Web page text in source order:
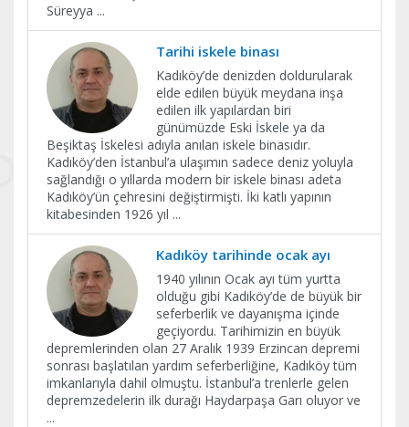
Süreyya ...
Tarihi iskele binası
Kadıköy’de denizden doldurularak
elde edilen büyük meydana inşa
edilen ilk yapılardan biri
günümüzde Eski İskele ya da
Beşiktaş İskelesi adıyla anılan iskele binasıdır.
Kadıköy’den İstanbul’a ulaşımın sadece deniz yoluyla
sağlandığı o yıllarda modern bir iskele binası adeta
Kadıköy’ün çehresini değiştirmişti. İki katlı yapının
kitabesinden 1926 yıl ...
Kadıköy tarihinde ocak ayı
1940 yılının Ocak ayı tüm yurtta
olduğu gibi Kadıköy’de de büyük bir
seferberlik ve dayanışma içinde
geçiyordu. Tarihimizin en büyük
depremlerinden olan 27 Aralık 1939 Erzincan depremi
sonrası başlatılan yardım seferberliğine, Kadıköy tüm
imkanlarıyla dahil olmuştu. İstanbul’a trenlerle gelen
depremzedelerin ilk durağı Haydarpaşa Garı oluyor ve
...